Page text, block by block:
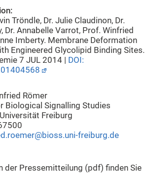
Tröndle, Dr. Julie Claudinon, Dr.
Dr. Annabelle Varrot, Prof. Winfried
Imberty. Membrane Deformation
Engineered Glycolipid Binding Sites.
7 JUL 2014 | DOI:
Römer
Biological Signalling Studies
Freiburg
freiburg.de
der Pressemitteilung (pdf) finden Sie